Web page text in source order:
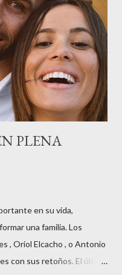
los jueves de 17 a 18
Pagés La cita ,en el
reunió a figuras
autoridades y medios
bajo el lema “Cien
PLENA
en su vida,
una familia. Los
, Oriol Elcacho , o Antonio
con sus retoños. El último